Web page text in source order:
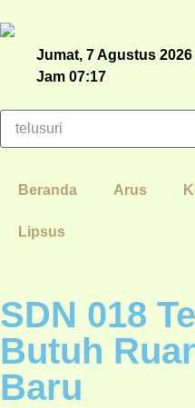
Jumat, 7 Agustus 2026 |
Jam 07:17
Beranda Arus
Lipsus
SDN 018
Butuh
Baru